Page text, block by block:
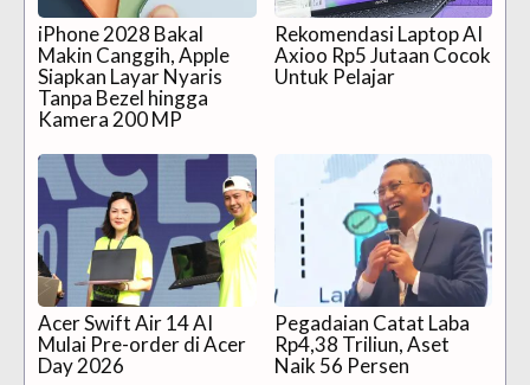
iPhone 2028 Bakal
Makin Canggih, Apple
Siapkan Layar Nyaris
Tanpa Bezel hingga
Kamera 200 MP
Rekomendasi Laptop AI
Axioo Rp5 Jutaan Cocok
Untuk Pelajar
Acer Swift Air 14 AI
Mulai Pre-order di Acer
Day 2026
Pegadaian Catat Laba
Rp4,38 Triliun, Aset
Naik 56 Persen